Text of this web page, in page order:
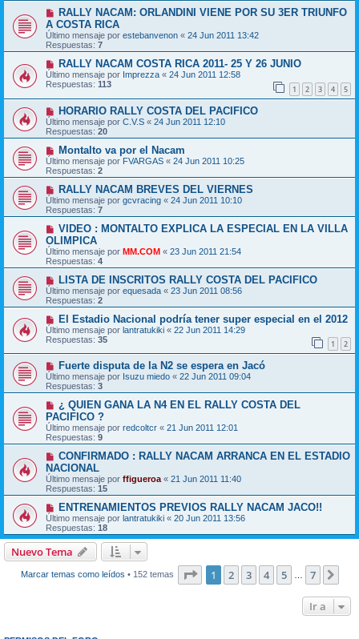
RALLY NACAM: ORLANDINI VIENE POR SU 3ER TRIUNFO
A COSTA RICA
Último mensaje por estebanvenon « 24 Jun 2011 13:42
Respuestas: 7
RALLY NACAM COSTA RICA 2011- 25 Y 26 JUNIO
Último mensaje por Imprezza « 24 Jun 2011 12:58
Respuestas: 113 1 2 3 4 5
HORARIO RALLY COSTA DEL PACIFICO
Último mensaje por C.V.S « 24 Jun 2011 12:10
Respuestas: 20
Montalto va por el Nacam
Último mensaje por FVARGAS « 24 Jun 2011 10:25
Respuestas: 2
RALLY NACAM BREVES DEL VIERNES
Último mensaje por gcvracing « 24 Jun 2011 10:10
Respuestas: 7
VIDEO : MONTALTO EXPLICA LA ESPECIAL EN LA VILLA
OLIMPICA
Último mensaje por MM.COM « 23 Jun 2011 21:54
Respuestas: 4
LISTA DE INSCRITOS RALLY COSTA DEL PACIFICO
Último mensaje por equesada « 23 Jun 2011 08:56
Respuestas: 2
El Estadio Nacional podría tener super especial en el 2012
Último mensaje por lantratukiki « 22 Jun 2011 14:29
Respuestas: 35 1 2
Fuerte disputa de la N2 se espera en Jacó
Último mensaje por Isuzu miedo « 22 Jun 2011 09:04
Respuestas: 3
¿ QUIEN GANA LA N4 EN EL RALLY COSTA DEL
PACIFICO ?
Último mensaje por redcoltcr « 21 Jun 2011 12:01
Respuestas: 9
CONFIRMADO : RALLY NACAM ARRANCA EN EL ESTADIO
NACIONAL
Último mensaje por ffigueroa« 21 Jun 2011 11:40
Respuestas: 15
ENTRENAMIENTOS PREVIOS RALLY NACAM JACO!!
Último mensaje por lantratukiki « 20 Jun 2011 13:56
Respuestas: 18
Nuevo Tema
Marcar temas como leídos • 152 temas Página de
1 2 3 4 5 … 7
Ir a